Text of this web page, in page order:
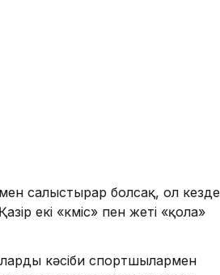
салыстырар болсақ, ол кезде
екі «күміс» пен жеті «қола»
кәсіби спортшылармен